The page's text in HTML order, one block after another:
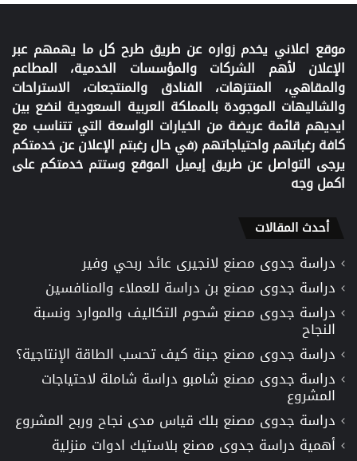
موقع اعلاني يخدم زواره عن طريق طرح كل ما يهمهم عبر
الإعلان لأهم الشركات والمؤسسات الخدمية، المطاعم
والمقاهي، المنتزهات، الفنادق والمنتجعات، الاستراحات
والشاليهات الموجودة بالمملكة العربية السعودية لنضع بين
ايديهم قائمة عريضة من الخيارات الواسعة التي تتناسب مع
كافة رغباتهم واحتياجاتهم (في حال رغبتم الإعلان عن خدمتكم
يرجى التواصل عن طريق إيميل الموقع وستتم خدمتكم على
اكمل وجه
أحدث المقالات
دراسة جدوى مصنع لانجيرى عائد ربحي وفير
دراسة جدوى مصنع بن دراسة للعملاء والمنافسين
دراسة جدوى مصنع شحوم التكاليف والموارد ونسبة
النجاح
دراسة جدوى مصنع جبنة كيف تحسب الطاقة الإنتاجية؟
دراسة جدوى مصنع شامبو دراسة شاملة لاحتياجات
المشروع
دراسة جدوى مصنع بلك قياس مدى نجاح وربح المشروع
أهمية دراسة جدوى مصنع بلاستيك ادوات منزلية